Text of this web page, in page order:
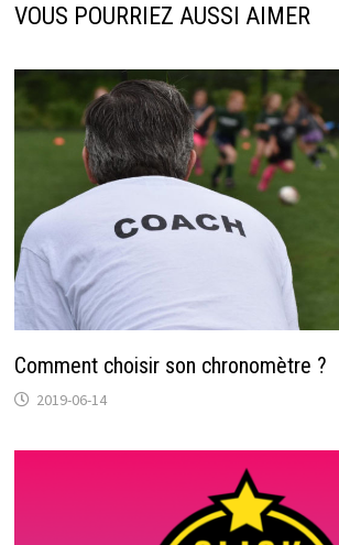
VOUS POURRIEZ AUSSI AIMER
Comment choisir son chronomètre ?
2019-06-14